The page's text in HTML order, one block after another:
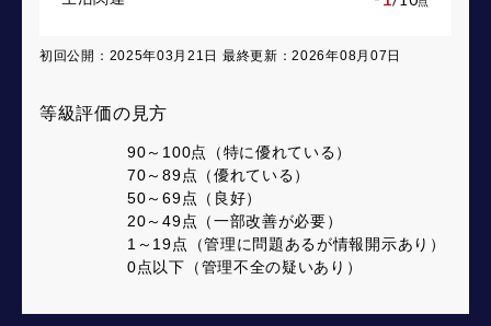
初回公開：2025年03月21日 最終更新：2026年08月07日
等級評価の見方
90～100点（特に優れている）
70～89点（優れている）
50～69点（良好）
20～49点（一部改善が必要）
1～19点（管理に問題あるが情報開示あり）
0点以下（管理不全の疑いあり）